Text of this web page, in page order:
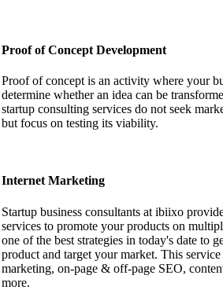
Proof of Concept Development
Proof of concept is an activity where your
determine whether an idea can be
startup consulting services do not seek
but focus on testing its viability.
Internet Marketing
Startup business consultants at ibiixo
services to promote your products on
one of the best strategies in today's date to
product and target your market. This
marketing, on-page & off-page SEO,
more.